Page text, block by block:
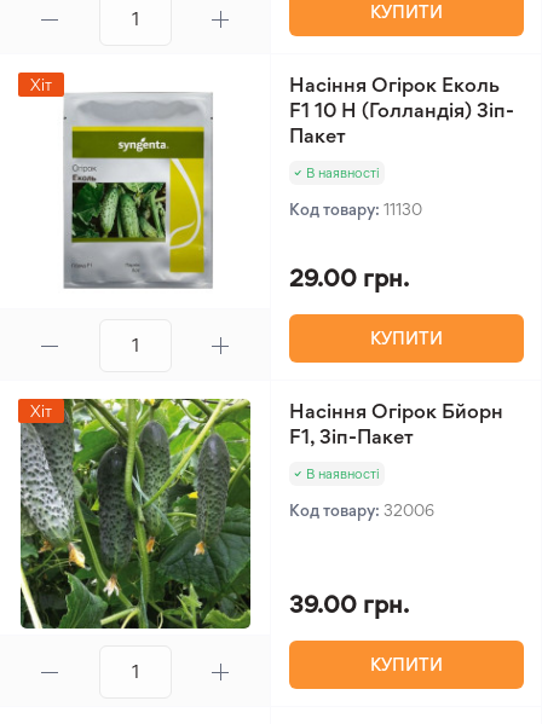
КУПИТИ
Хіт
Насіння Огірок Еколь
F1 10 Н (Голландія) Зіп-
Пакет
В наявності
Код товару: 11130
29.00 грн.
КУПИТИ
Хіт
Насіння Огірок Бйорн
F1, Зіп-Пакет
В наявності
Код товару: 32006
39.00 грн.
КУПИТИ